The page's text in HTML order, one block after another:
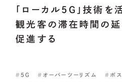
「ローカル5G」技術を
観光客の滞在時間の
促進する
5G オーバーツーリズム ポ